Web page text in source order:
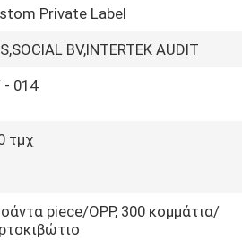
Private Label
BV,INTERTEK AUDIT
- 014
τμχ
piece/OPP, 300 κομμάτια/